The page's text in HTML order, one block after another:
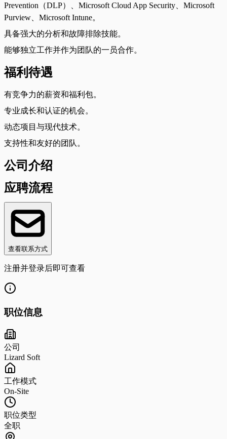
Prevention（DLP）、Microsoft Cloud App Security、Microsoft
Purview、Microsoft Intune。
具备强大的分析和故障排除技能。
能够独立工作并作为团队的一员合作。
福利待遇
有竞争力的薪资和福利包。
专业成长和认证的机会。
动态项目与现代技术。
支持性和友好的团队。
公司介绍
应聘流程
查看联系方式
注册并登录后即可查看
职位信息
公司
Lizard Soft
工作模式
On-Site
职位类型
全职